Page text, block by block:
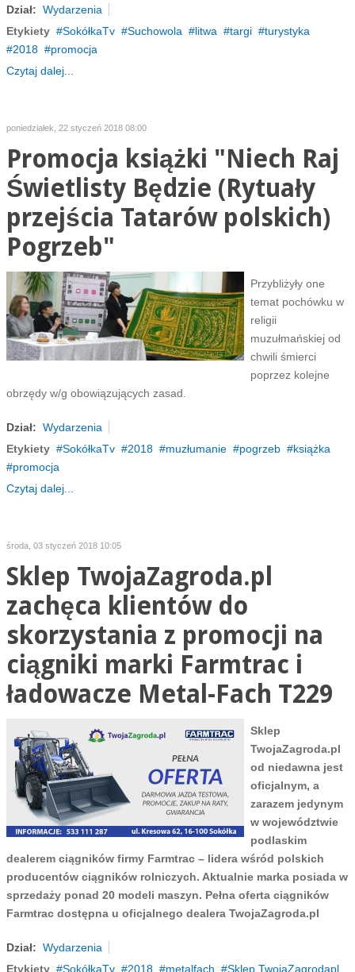
Dział: Wydarzenia
Etykiety
SokółkaTv Suchowola litwa targi
turystyka
2018
promocja
Czytaj dalej...
poniedziałek, 22 styczeń 2018 08:00
Promocja książki "Niech Raj
Świetlisty Będzie (Rytuały
przejścia Tatarów polskich)
Pogrzeb"
Przybliżyły one
temat pochówku w
religii
muzułmańskiej od
chwili śmierci
poprzez kolejne
obrzędy w/g obowiązujących zasad.
Dział: Wydarzenia
Etykiety
SokółkaTv 2018 muzłumanie pogrzeb
książka
promocja
Czytaj dalej...
środa, 03 styczeń 2018 10:05
Sklep TwojaZagroda.pl
zachęca klientów do
skorzystania z promocji na
ciągniki marki Farmtrac i
ładowacze Metal-Fach T229
Sklep
TwojaZagroda.pl
od niedawna jest
oficjalnym, a
zarazem jedynym
w województwie
podlaskim
dealerem ciągników firmy Farmtrac – lidera wśród polskich
producentów ciągników rolniczych. Aktualnie marka posiada w
sprzedaży ponad 20 modeli maszyn. Pełna oferta ciągników
Farmtrac dostępna u oficjalnego dealera TwojaZagroda.pl
Dział: Wydarzenia
Etykiety
SokółkaTv 2018 metalfach Sklep TwojaZagrodapl